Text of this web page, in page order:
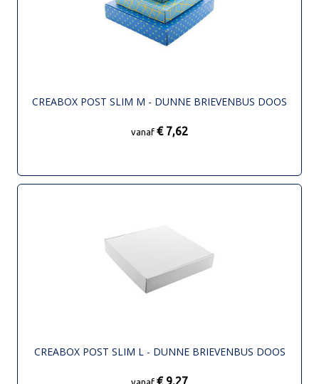
CREABOX POST SLIM M - DUNNE BRIEVENBUS DOOS
vanaf € 7,62
CREABOX POST SLIM L - DUNNE BRIEVENBUS DOOS
€ 9,27